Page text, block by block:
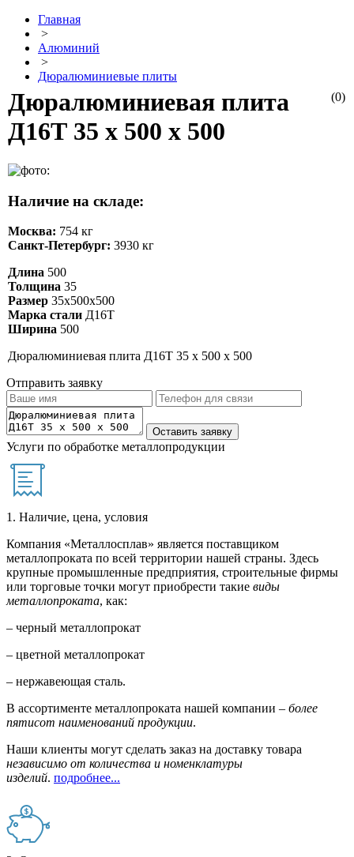
Главная
>
Алюминий
>
Дюралюминиевые плиты
(0)
Дюралюминиевая плита
Д16Т 35 х 500 х 500
Наличие на складе:
Москва: 754 кг
Санкт-Петербург: 3930 кг
Длина 500
Толщина 35
Размер 35х500х500
Марка стали Д16Т
Ширина 500
Дюралюминиевая плита Д16Т 35 х 500 х 500
Отправить заявку
Услуги по обработке металлопродукции
1. Наличие, цена, условия
Компания «Металлосплав» является поставщиком
металлопроката по всей территории нашей страны. Здесь
крупные промышленные предприятия, строительные фирмы
или торговые точки могут приобрести такие виды
металлопроката, как:
– черный металлопрокат
– цветной металлопрокат
– нержавеющая сталь.
В ассортименте металлопроката нашей компании – более
пятисот наименований продукции.
Наши клиенты могут сделать заказ на доставку товара
независимо от количества и номенклатуры
изделий. подробнее...